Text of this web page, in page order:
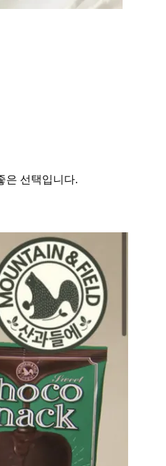
은 선택입니다.